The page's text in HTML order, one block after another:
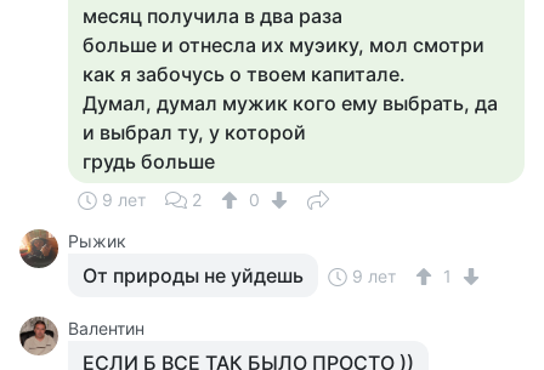
месяц получила в два раза
больше и отнесла их муэику, мол смотри
как я забочусь о твоем капитале.
Думал, думал мужик кого ему выбрать, да
и выбрал ту, у которой
грудь больше
9 лет 2
0
Рыжик
От природы не уйдешь 9 лет 1
Валентин
ЕСЛИ Б ВСЕ ТАК БЫЛО ПРОСТО ))